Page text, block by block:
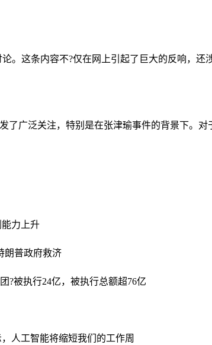
。这条内容不?仅在网上引起了巨大的反响，还
了广泛关注，特别是在张津瑜事件的背景下。
能力上升
朗普政府救济
?被执行24亿，被执行总额超76亿
人工智能将缩短我们的工作周